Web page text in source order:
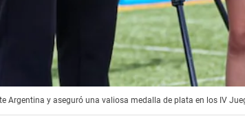
y aseguró una valiosa medalla de plata en los IV